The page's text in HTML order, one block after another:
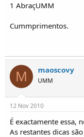
1 AbraçUMM
Cummprimentos.
M maoscovy
UMM
12 Nov 2010
É exactamente essa,
As restantes dicas